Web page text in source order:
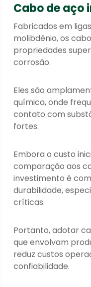
Cabo de aço
Fabricados em
molibdênio, os
propriedades
corrosão.
Eles são
química, onde
contato com
fortes.
Embora o custo
comparação aos
investimento é
durabilidade,
críticas.
Portanto, adotar
que envolvam
reduz custos
confiabilidade.